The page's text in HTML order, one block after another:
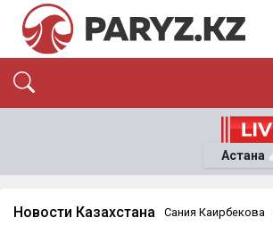
ЭКСКЛЮЗИВ
САЙЛАУ-2026
СҰХБАТ
Астана
Новости Казахстана Сания Каирбекова